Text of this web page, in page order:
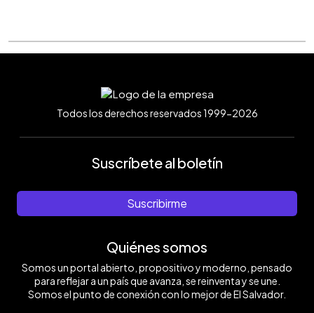
Todos los derechos reservados 1999-2026
Suscríbete al boletín
Suscribirme
Quiénes somos
Somos un portal abierto, propositivo y moderno, pensado
para reflejar a un país que avanza, se reinventa y se une.
Somos el punto de conexión con lo mejor de El Salvador.